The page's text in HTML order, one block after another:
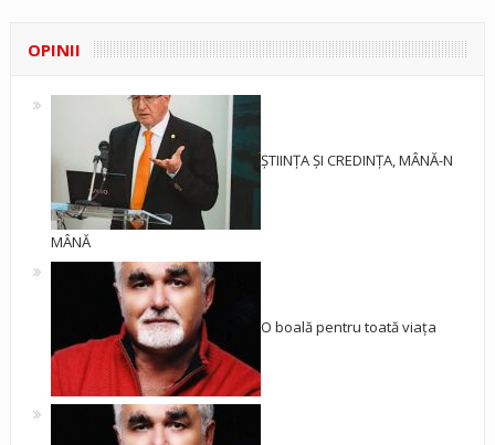
OPINII
ȘTIINȚA ȘI CREDINȚA, MÂNĂ-N
MÂNĂ
O boală pentru toată viața